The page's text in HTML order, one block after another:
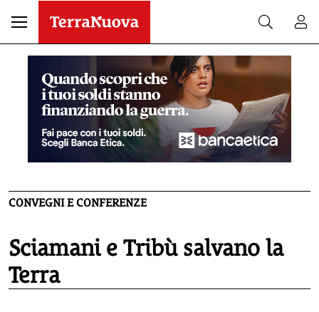
CONVEGNI E CONFERENZE
Sciamani e Tribù salvano la
Terra